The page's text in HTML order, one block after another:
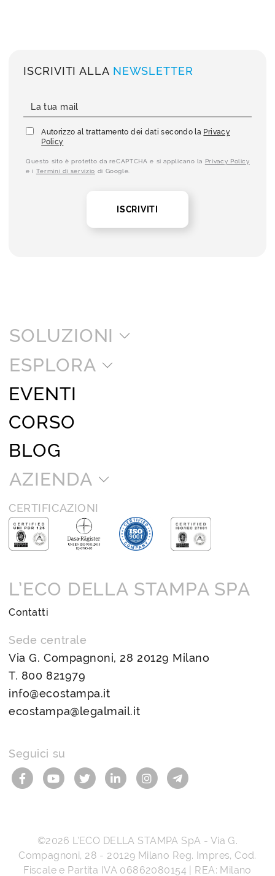
ISCRIVITI ALLA NEWSLETTER
Autorizzo al trattamento dei dati secondo la Privacy
Policy
Questo sito è protetto da reCAPTCHA e si applicano la Privacy Policy
e i Termini di servizio di Google.
ISCRIVITI
SOLUZIONI
ESPLORA
EVENTI
CORSO
BLOG
AZIENDA
CERTIFICAZIONI
L’ECO DELLA STAMPA SPA
Contatti
Sede centrale
Via G. Compagnoni, 28 20129 Milano
T. 800 821979
info@ecostampa.it
ecostampa@legalmail.it
Seguici su
©2026 L’ECO DELLA STAMPA SpA - Via G.
Compagnoni, 28 - 20129 Milano Reg. Impres, Cod.
Fiscale e Partita IVA 06862080154 | REA: Milano